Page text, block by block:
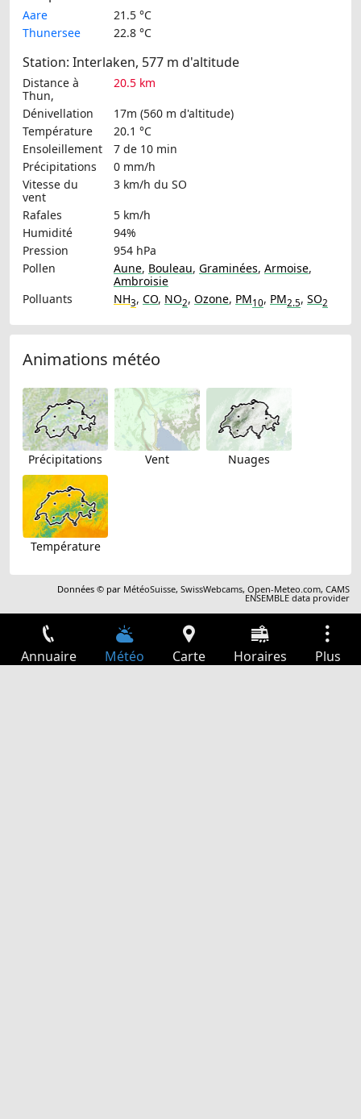
Aare
21.5 °C
Thunersee
22.8 °C
Station: Interlaken, 577 m d'altitude
Distance à
Thun,
20.5 km
Dénivellation
17m (560 m d'altitude)
Température
20.1 °C
Ensoleillement
7 de 10 min
Précipitations
0 mm/h
Vitesse du
vent
3 km/h du SO
Rafales
5 km/h
Humidité
94%
Pression
954 hPa
Pollen
Aune, Bouleau, Graminées, Armoise,
Ambroisie
Polluants
NH3, CO, NO2, Ozone, PM10, PM2.5, SO2
Animations météo
Précipitations Vent Nuages
Température
Données © par MétéoSuisse,SwissWebcams,Open-Meteo.com,CAMS
ENSEMBLE data provider
Annuaire Météo Carte Horaires Plus